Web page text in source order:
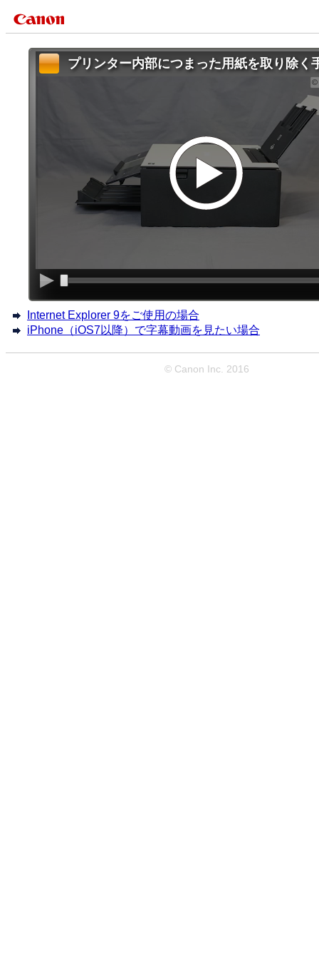
プリンター内部につまった用紙を取り除く
Internet Explorer 9をご使用の場合
iPhone（iOS7以降）で字幕動画を見たい場合
© Canon Inc. 2016